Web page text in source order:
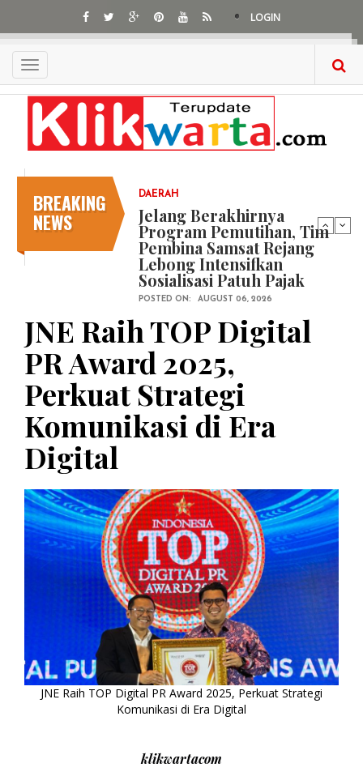
main
content
LOGIN
Toggle
navigation
BREAKING
NEWS
DAERAH
Jelang Berakhirnya
Program Pemutihan, Tim
Pembina Samsat Rejang
Lebong Intensifkan
Sosialisasi Patuh Pajak
POSTED ON: AUGUST 06, 2026
JNE Raih TOP Digital
PR Award 2025,
Perkuat Strategi
Komunikasi di Era
Digital
JNE Raih TOP Digital PR Award 2025, Perkuat Strategi
Komunikasi di Era Digital
klikwartacom